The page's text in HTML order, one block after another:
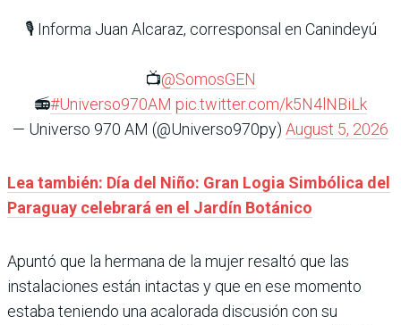
🎙️ Informa Juan Alcaraz, corresponsal en Canindeyú
📺@SomosGEN
📻#Universo970AM pic.twitter.com/k5N4lNBiLk
— Universo 970 AM (@Universo970py) August 5, 2026
Lea también: Día del Niño: Gran Logia Simbólica del
Paraguay celebrará en el Jardín Botánico
Apuntó que la hermana de la mujer resaltó que las
instalaciones están intactas y que en ese momento
estaba teniendo una acalorada discusión con su